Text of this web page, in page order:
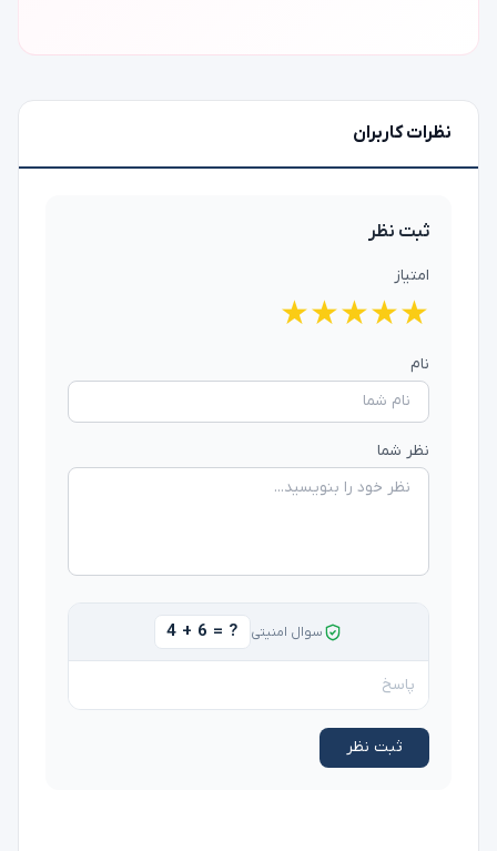
نظرات کاربران
ثبت نظر
امتیاز
★
★
★
★
★
نام
نظر شما
سوال امنیتی 4 + 6 = ?
ثبت نظر